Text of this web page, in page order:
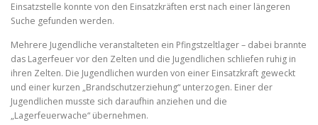
Einsatzstelle konnte von den Einsatzkräften erst nach einer längeren
Suche gefunden werden.
Mehrere Jugendliche veranstalteten ein Pfingstzeltlager – dabei brannte
das Lagerfeuer vor den Zelten und die Jugendlichen schliefen ruhig in
ihren Zelten. Die Jugendlichen wurden von einer Einsatzkraft geweckt
und einer kurzen „Brandschutzerziehung“ unterzogen. Einer der
Jugendlichen musste sich daraufhin anziehen und die
„Lagerfeuerwache“ übernehmen.